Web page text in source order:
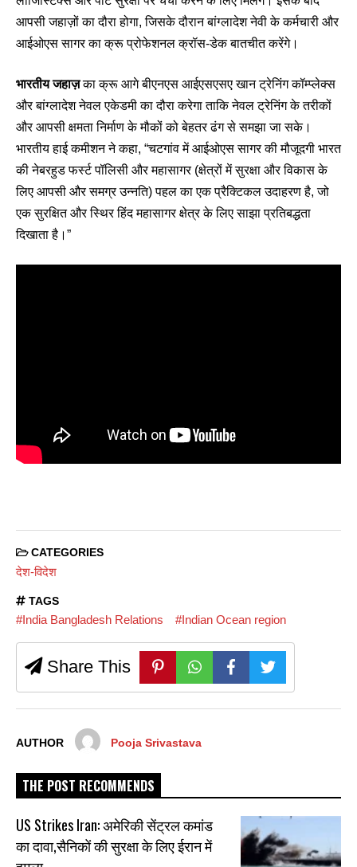
आपसी जहाज़ों का दौरा होगा, जिसके दौरान बांग्लादेश नेवी के कर्मचारी और
आईओएस सागर का क्रू प्रोफेशनल क्रॉस-डेक बातचीत करेंगे।
भारतीय जहाज़का क्रू आगे बीएनएस आईएसएसए खान ट्रेनिंग कॉम्प्लेक्स
और बांग्लादेश नेवल एकेडमी का दौरा करेगा ताकि नेवल ट्रेनिंग के तरीकों
और आपसी क्षमता निर्माण के मौकों को बेहतर ढंग से समझा जा सके।
भारतीय हाई कमीशन ने कहा, “चटगांव में आईओएस सागर की मौजूदगी भारत
की नेबरहुड फर्स्ट पॉलिसी और महासागर (क्षेत्रों में सुरक्षा और विकास के
लिए आपसी और समग्र उन्नति) पहल का एक प्रैक्टिकल उदाहरण है, जो
एक सुरक्षित और स्थिर हिंद महासागर क्षेत्र के लिए साझा प्रतिबद्धता
दिखाता है।”
CATEGORIES
देश-विदेश
TAGS
#India Bangladesh Relations #Indian Ocean region
Share This
AUTHOR Pooja Srivastava
THE POST RECOMMENDS
US Strikes Iran: अमेरिकी सेंट्रल कमांड
का दावा,सैनिकों की सुरक्षा के लिए ईरान में